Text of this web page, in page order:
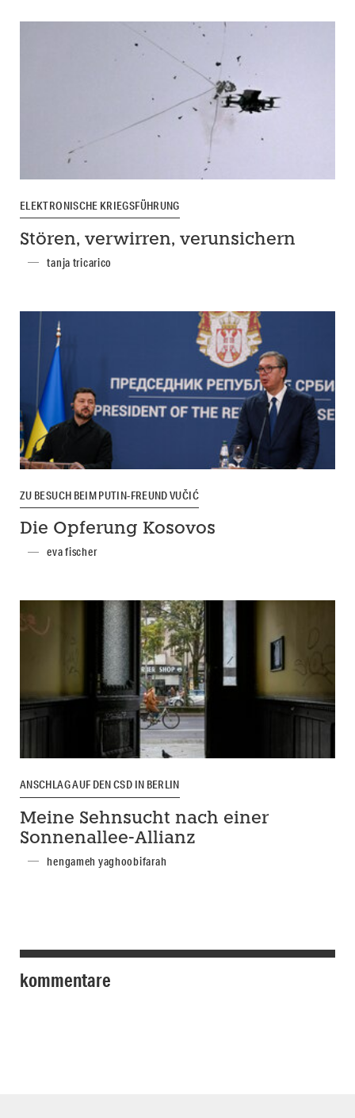
ELEKTRONISCHE KRIEGSFÜHRUNG
Stören, verwirren, verunsichern
tanja tricarico
ZU BESUCH BEIM PUTIN-FREUND VUČIĆ
Die Opferung Kosovos
eva fischer
ANSCHLAG AUF DEN CSD IN BERLIN
Meine Sehnsucht nach einer
Sonnenallee-Allianz
hengameh yaghoobifarah
kommentare